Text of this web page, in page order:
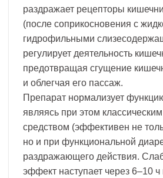
раздражает рецепторы
(после соприкосновения с
гидрофильными
регулирует деятельность
предотвращая сгущение
и облегчая его пассаж.
Препарат нормализует
являясь при этом
средством (эффективен не
но и при функциональной
раздражающего действия.
эффект наступает через 6–10